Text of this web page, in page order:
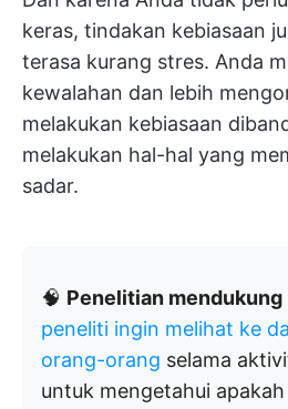
keras, tindakan kebiasaan
terasa kurang stres. Anda
kewalahan dan lebih
melakukan kebiasaan
melakukan hal-hal yang
sadar.
🧠 Penelitian mendukung
peneliti ingin melihat ke
orang-orang selama
untuk mengetahui